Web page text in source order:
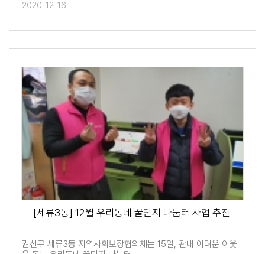
2020-12-16
[세류3동] 12월 우리동네 꿀단지 나눔터 사업 추진
권선구 세류3동 지역사회보장협의체는 15일, 관내 어려운 이웃